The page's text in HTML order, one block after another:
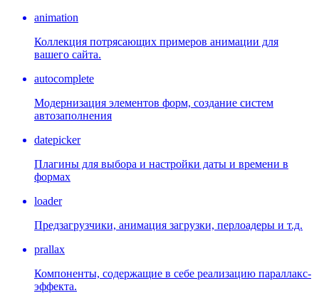
animation
Коллекция потрясающих примеров анимации для
вашего сайта.
autocomplete
Модернизация элементов форм, создание систем
автозаполнения
datepicker
Плагины для выбора и настройки даты и времени в
формах
loader
Предзагрузчики, анимация загрузки, перлоадеры и т.д.
prallax
Компоненты, содержащие в себе реализацию параллакс-
эффекта.